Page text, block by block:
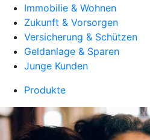
Immobilie & Wohnen
Zukunft & Vorsorgen
Versicherung & Schützen
Geldanlage & Sparen
Junge Kunden
Produkte